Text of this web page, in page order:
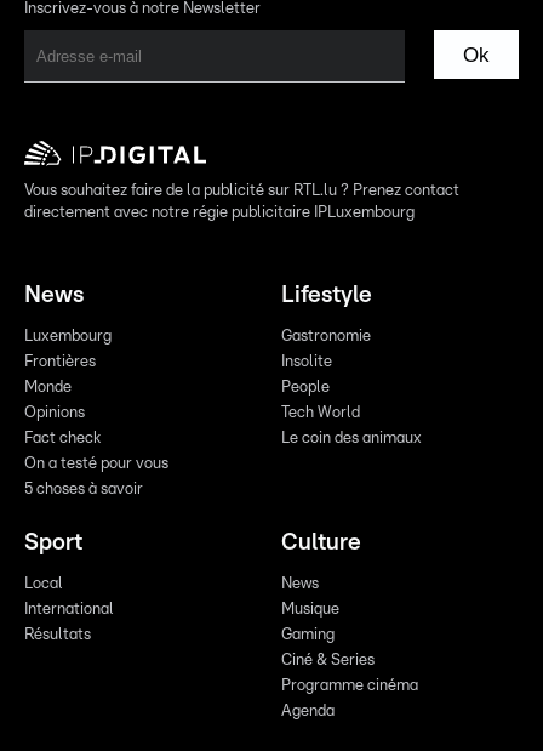
Inscrivez-vous à notre Newsletter
Ok
Vous souhaitez faire de la publicité sur RTL.lu ? Prenez contact
directement avec notre régie publicitaire IPLuxembourg
News
Luxembourg
Frontières
Monde
Opinions
Fact check
On a testé pour vous
5 choses à savoir
Lifestyle
Gastronomie
Insolite
People
Tech World
Le coin des animaux
Sport
Local
International
Résultats
Culture
News
Musique
Gaming
Ciné & Series
Programme cinéma
Agenda